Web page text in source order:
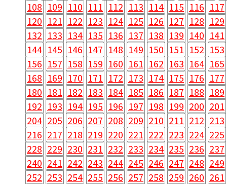
108 109 110 111 112 113 114 115 116 117
120 121 122 123 124 125 126 127 128 129
132 133 134 135 136 137 138 139 140 141
144 145 146 147 148 149 150 151 152 153
156 157 158 159 160 161 162 163 164 165
168 169 170 171 172 173 174 175 176 177
180 181 182 183 184 185 186 187 188 189
192 193 194 195 196 197 198 199 200 201
204 205 206 207 208 209 210 211 212 213
216 217 218 219 220 221 222 223 224 225
228 229 230 231 232 233 234 235 236 237
240 241 242 243 244 245 246 247 248 249
252 253 254 255 256 257 258 259 260 261